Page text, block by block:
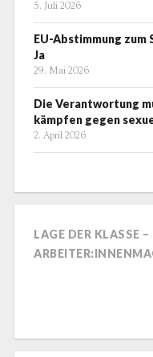
5. Juli 2026
EU-Abstimmung
Ja
29. Mai 2026
Die Verantwortung
kämpfen gegen
2. April 2026
LAGE DER KLASSE